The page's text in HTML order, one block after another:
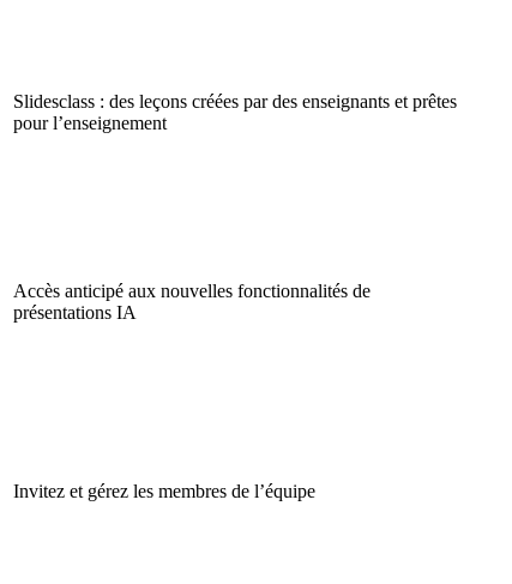
Slidesclass : des leçons créées par des enseignants et prêtes
pour l’enseignement
Accès anticipé aux nouvelles fonctionnalités de
présentations IA
Invitez et gérez les membres de l’équipe